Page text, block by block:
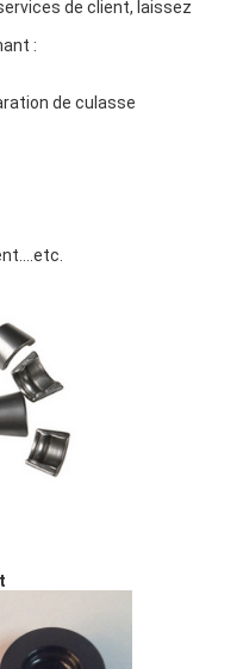
de client, laissez
:
de culasse